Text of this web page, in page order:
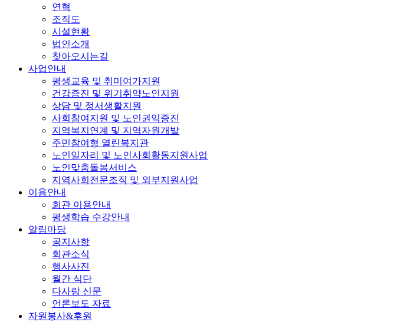
연혁
조직도
시설현황
법인소개
찾아오시는길
사업안내
평생교육 및 취미여가지원
건강증진 및 위기취약노인지원
상담 및 정서생활지원
사회참여지원 및 노인권익증진
지역복지연계 및 지역자원개발
주민참여형 열린복지관
노인일자리 및 노인사회활동지원사업
노인맞춤돌봄서비스
지역사회전문조직 및 외부지원사업
이용안내
회관 이용안내
평생학습 수강안내
알림마당
공지사항
회관소식
행사사진
월간 식단
다사랑 신문
언론보도 자료
자원봉사&후원